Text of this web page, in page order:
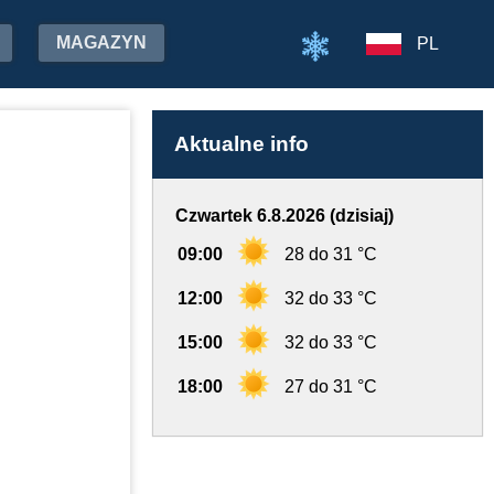
MAGAZYN PL
Aktualne info
Czwartek 6.8.2026 (dzisiaj)
09:00 28 do 31 °C
12:00 32 do 33 °C
15:00 32 do 33 °C
18:00 27 do 31 °C